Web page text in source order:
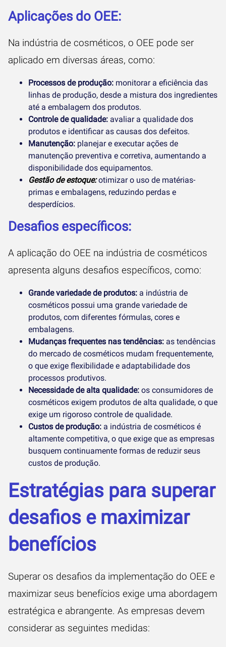
Aplicações do OEE:
Na indústria de cosméticos, o OEE pode ser
aplicado em diversas áreas, como:
Processos de produção: monitorar a eficiência das
linhas de produção, desde a mistura dos ingredientes
até a embalagem dos produtos.
Controle de qualidade: avaliar a qualidade dos
produtos e identificar as causas dos defeitos.
Manutenção: planejar e executar ações de
manutenção preventiva e corretiva, aumentando a
disponibilidade dos equipamentos.
Gestão de estoque: otimizar o uso de matérias-
primas e embalagens, reduzindo perdas e
desperdícios.
Desafios específicos:
A aplicação do OEE na indústria de cosméticos
apresenta alguns desafios específicos, como:
Grande variedade de produtos: a indústria de
cosméticos possui uma grande variedade de
produtos, com diferentes fórmulas, cores e
embalagens.
Mudanças frequentes nas tendências: as tendências
do mercado de cosméticos mudam frequentemente,
o que exige flexibilidade e adaptabilidade dos
processos produtivos.
Necessidade de alta qualidade: os consumidores de
cosméticos exigem produtos de alta qualidade, o que
exige um rigoroso controle de qualidade.
Custos de produção: a indústria de cosméticos é
altamente competitiva, o que exige que as empresas
busquem continuamente formas de reduzir seus
custos de produção.
Estratégias para superar
desafios e maximizar
benefícios
Superar os desafios da implementação do OEE e
maximizar seus benefícios exige uma abordagem
estratégica e abrangente. As empresas devem
considerar as seguintes medidas: